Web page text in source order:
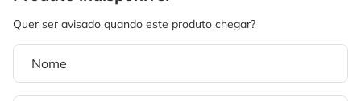
8º disco corte
º escada
fio
º chave impacto